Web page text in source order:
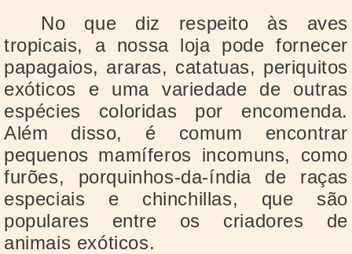
No que diz respeito às aves
tropicais, a nossa loja pode fornecer
papagaios, araras, catatuas, periquitos
exóticos e uma variedade de outras
espécies coloridas por encomenda.
Além disso, é comum encontrar
pequenos mamíferos incomuns, como
furões, porquinhos-da-índia de raças
especiais e chinchillas, que são
populares entre os criadores de
animais exóticos.